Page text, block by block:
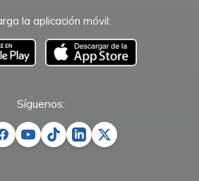
la aplicación móvil:
–
Síguenos: